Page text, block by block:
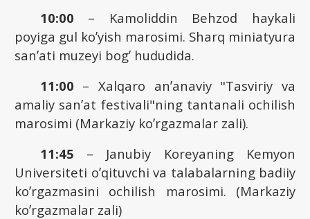
10:00 – Kamoliddin Behzod haykali
poyiga gul koʼyish marosimi. Sharq miniatyura
sanʼati muzeyi bogʼ hududida.
11:00 – Xalqaro anʼanaviy "Tasviriy va
amaliy sanʼat festivali"ning tantanali ochilish
marosimi (Markaziy koʼrgazmalar zali).
11:45 – Janubiy Koreyaning Kemyon
Universiteti oʼqituvchi va talabalarning badiiy
koʼrgazmasini ochilish marosimi. (Markaziy
koʼrgazmalar zali)